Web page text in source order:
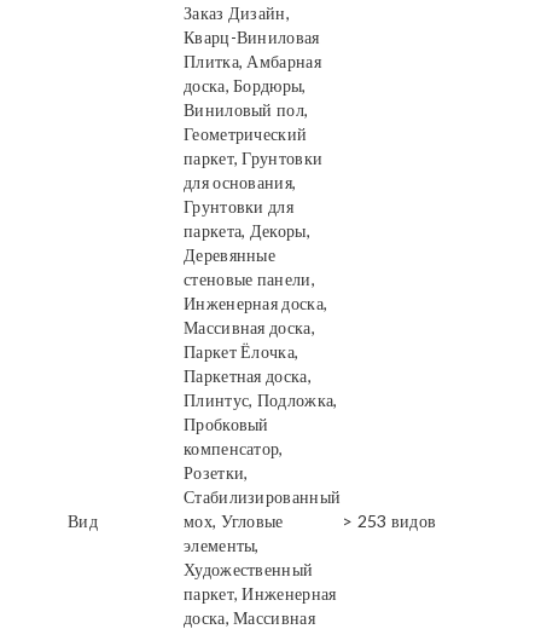
Заказ Дизайн,
Вид
Кварц-Виниловая
Плитка, Амбарная
доска, Бордюры,
Виниловый пол,
Геометрический
паркет, Грунтовки
для основания,
Грунтовки для
паркета, Декоры,
Деревянные
стеновые панели,
Инженерная доска,
Массивная доска,
Паркет Ёлочка,
Паркетная доска,
Плинтус, Подложка,
Пробковый
компенсатор,
Розетки,
Стабилизированный
мох, Угловые
элементы,
Художественный
паркет, Инженерная
доска, Массивная
> 253 видов